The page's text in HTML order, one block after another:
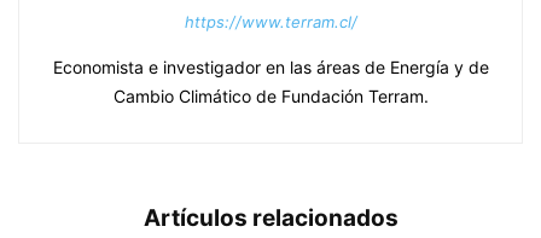
https://www.terram.cl/
Economista e investigador en las áreas de Energía y de
Cambio Climático de Fundación Terram.
Artículos relacionados